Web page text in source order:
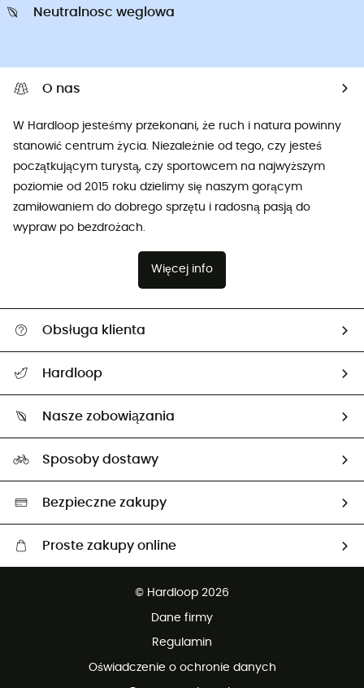
Neutralnosc weglowa
O nas
W Hardloop jesteśmy przekonani, że ruch i natura powinny
stanowić centrum życia. Niezależnie od tego, czy jesteś
początkującym turystą, czy sportowcem na najwyższym
poziomie od 2015 roku dzielimy się naszym gorącym
zamiłowaniem do dobrego sprzętu i radosną pasją do
wypraw po bezdrożach.
Więcej info
Obsługa klienta
Śledzenie przesyłki
Zwrot artykułów i zwrot środków
Hardloop
Ambasadorzy
Nasze zobowiązania
Neutralność węglowa
Wybrane produkty eko
Sposoby dostawy
Bezpieczne zakupy
Proste zakupy online
100 dni na bezpłatny zwrot
© Hardloop 2026
Dane firmy
Regulamin
Oświadczenie o ochronie danych